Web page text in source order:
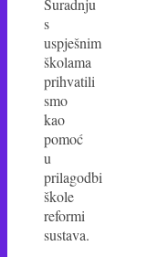
Suradnju
s
uspješnim
školama
prihvatili
smo
kao
pomoć
u
prilagodbi
škole
reformi
sustava.